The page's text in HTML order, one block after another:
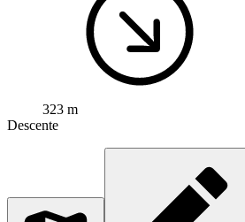
323 m
Descente